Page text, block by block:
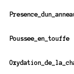
Poussee_en_touffe